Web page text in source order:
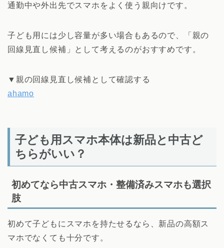
通勤中や外出先でスマホをよく使う親向けです。
子ども用には少し容量が多い場合もあるので、「親の
回線見直し候補」として考えるのがおすすめです。
▼親の回線見直し候補として確認する
ahamo
子ども用スマホ本体は新品と中古ど
ちらがいい？
初めてなら中古スマホ・整備済みスマホも選択
肢
初めて子どもにスマホを持たせるなら、新品の高額ス
マホでなくても十分です。